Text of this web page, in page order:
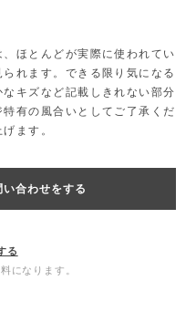
ほとんどが実際に使われてい
れます。できる限り気になる
キズなど記載しきれない部分
有の風合いとしてご了承くだ
ます。
合わせをする
る
になります。